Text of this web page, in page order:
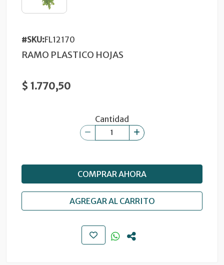
#SKU:FL12170
RAMO PLASTICO HOJAS
$ 1.770,50
Cantidad
COMPRAR AHORA
AGREGAR AL CARRITO